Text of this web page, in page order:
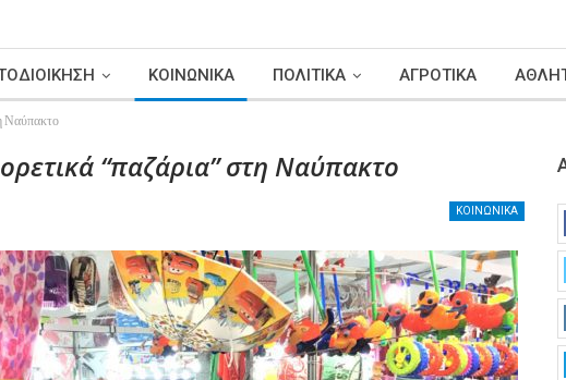
ΚΟΙΝΩΝΙΚΑ ΠΟΛΙΤΙΚΑ ΑΓΡΟΤΙΚΑ
Ναύπακτο
“παζάρια” στη Ναύπακτο
ΚΟΙΝΩΝΙΚΑ